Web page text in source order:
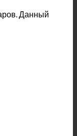
Данный